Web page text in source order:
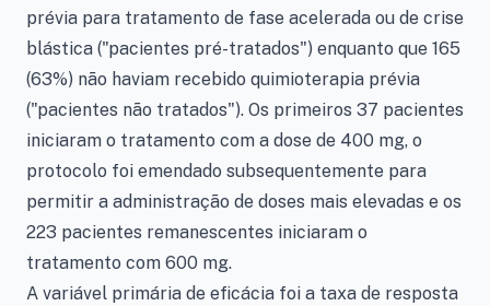
prévia para tratamento de fase acelerada ou de crise
blástica ("pacientes pré-tratados") enquanto que 165
(63%) não haviam recebido quimioterapia prévia
("pacientes não tratados"). Os primeiros 37 pacientes
iniciaram o tratamento com a dose de 400 mg, o
protocolo foi emendado subsequentemente para
permitir a administração de doses mais elevadas e os
223 pacientes remanescentes iniciaram o
tratamento com 600 mg.
A variável primária de eficácia foi a taxa de resposta